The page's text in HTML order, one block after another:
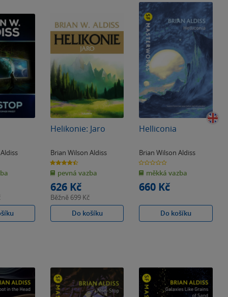
Helikonie: Jaro
Brian Wilson Aldiss
4.5
z
5
hvězdiček
pevná vazba
626 Kč
Běžně 699 Kč
Do košíku
Helliconia
Brian Wilson Aldiss
0.0
z
5
hvězdiček
měkká vazba
660 Kč
Do košíku